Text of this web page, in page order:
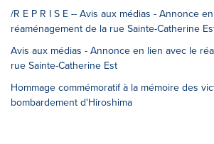
/R E P R I S E -- Avis aux médias - Annonce
réaménagement de la rue Sainte-Catherine
Avis aux médias - Annonce en lien avec le
rue Sainte-Catherine Est
Hommage commémoratif à la mémoire des
bombardement d'Hiroshima